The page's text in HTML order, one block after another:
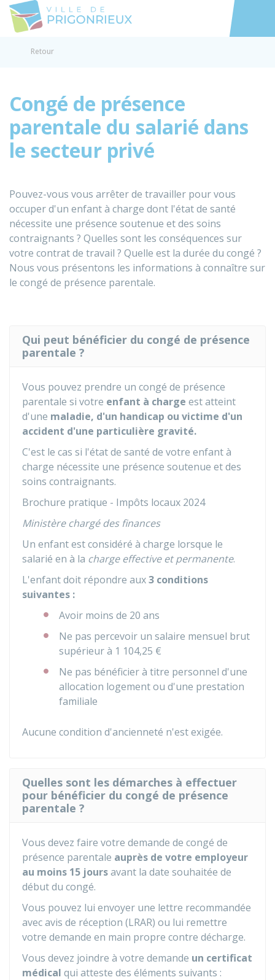
Accéder
Retour
Congé de présence
parentale du salarié dans
le secteur privé
Pouvez-vous vous arrêter de travailler pour vous
occuper d'un enfant à charge dont l'état de santé
nécessite une présence soutenue et des soins
contraignants ? Quelles sont les conséquences sur
votre contrat de travail ? Quelle est la durée du congé ?
Nous vous présentons les informations à connaître sur
le congé de présence parentale.
Qui peut bénéficier du congé de présence
parentale ?
Vous pouvez prendre un congé de présence
parentale si votre enfant à charge est atteint
d'une maladie, d'un handicap ou victime d'un
accident d'une particulière gravité.
C'est le cas si l'état de santé de votre enfant à
charge nécessite une présence soutenue et des
soins contraignants.
Brochure pratique - Impôts locaux 2024
Ministère chargé des finances
Un enfant est considéré à charge lorsque le
salarié en à la charge effective et permanente.
L'enfant doit répondre aux3 conditions
suivantes :
Avoir moins de 20 ans
Ne pas percevoir un salaire mensuel brut
supérieur à 1 104,25 €
Ne pas bénéficier à titre personnel d'une
allocation logement ou d'une prestation
familiale
Aucune condition d'ancienneté n'est exigée.
Quelles sont les démarches à effectuer
pour bénéficier du congé de présence
parentale ?
Vous devez faire votre demande de congé de
présence parentale auprès de votre employeur
au moins 15 joursavant la date souhaitée de
début du congé.
Vous pouvez lui envoyer une lettre recommandée
avec avis de réception (LRAR) ou lui remettre
votre demande en main propre contre décharge.
Vous devez joindre à votre demande un certificat
médical qui atteste des éléments suivants :